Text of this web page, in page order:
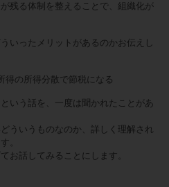
残る体制を整えることで、組織化が
いったメリットがあるのかお伝えし
の所得分散で節税になる
いう話を、一度は聞かれたことがあ
ういうものなのか、詳しく理解され
。
お話してみることにします。